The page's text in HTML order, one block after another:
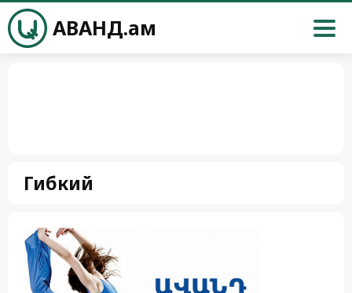
АВАНД.ам
Гибкий